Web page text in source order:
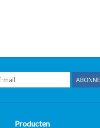
Producten